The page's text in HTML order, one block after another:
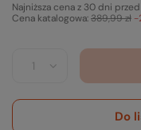
Cena katalogowa:389,99 zł -
Najniższa cena z 30 dni
Do